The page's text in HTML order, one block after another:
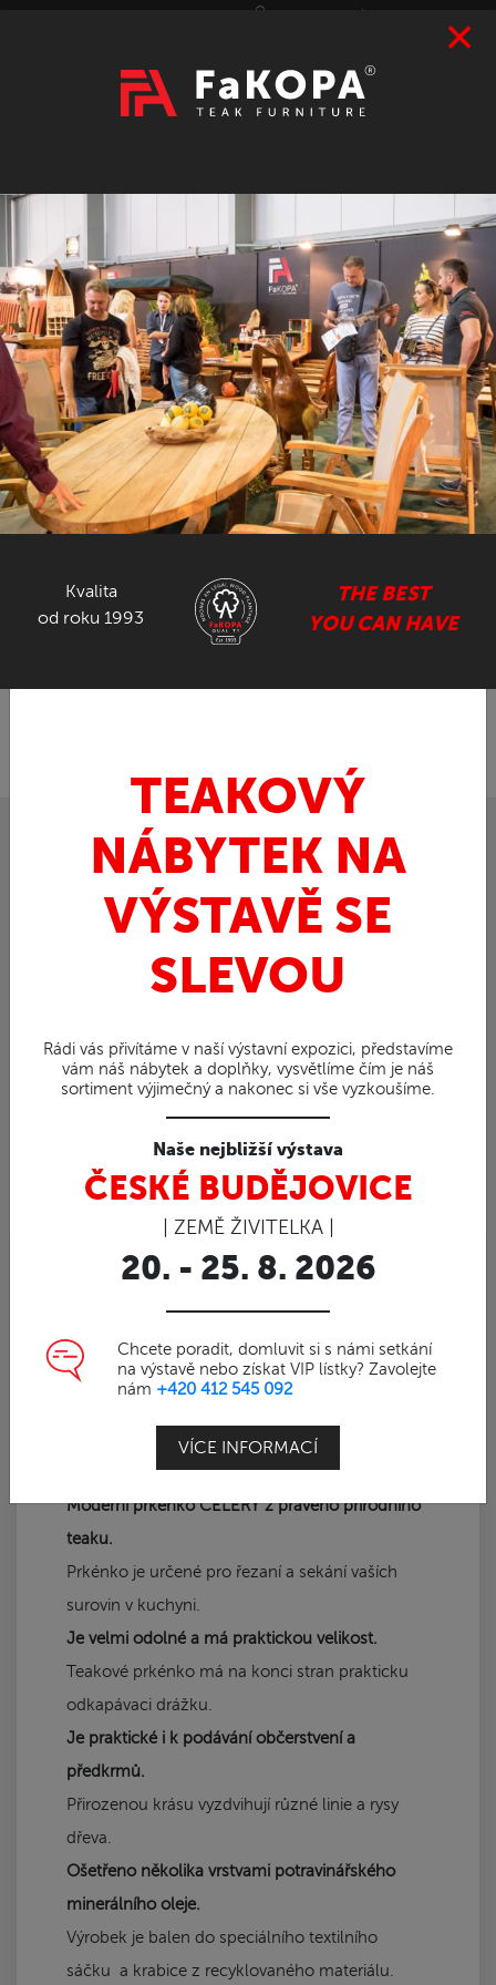
×
Kvalita
od roku 1993
THE BEST
YOU CAN HAVE
TEAKOVÝ
NÁBYTEK NA
VÝSTAVĚ SE
SLEVOU
Rádi vás přivítáme v naší výstavní expozici, představíme
vám náš nábytek a doplňky, vysvětlíme čím je náš
sortiment výjimečný a nakonec si vše vyzkoušíme.
Naše nejbližší výstava
ČESKÉ BUDĚJOVICE
| ZEMĚ ŽIVITELKA |
20. - 25. 8. 2026
Chcete poradit, domluvit si s námi setkání
na výstavě nebo získat VIP lístky? Zavolejte
nám +420 412 545 092
VÍCE INFORMACÍ
VÝSTAVY 2026
prázdný
CZK EUR
TEAK
ART / DOPLŇKY
RATAN
NÁBYTEK ZE SUARU
GASTRO NÁBYTEK
91%
Obj. číslo | 11502
Moderní prkénko z teaku
CELERY
30x17x3,5cm
Moderní prkénko CELERY z pravého přírodního
teaku.
Prkénko je určené pro řezaní a sekání vaších
surovin v kuchyni.
Je velmi odolné a má praktickou velikost.
Teakové prkénko má na konci stran prakticku
odkapávaci drážku.
Je praktické i k podávání občerstvení a
předkrmů.
Přirozenou krásu vyzdvihují různé linie a rysy
dřeva.
Ošetřeno několika vrstvami potravinářského
minerálního oleje.
Výrobek je balen do speciálního textilního
sáčku a krabice z recyklovaného materiálu.